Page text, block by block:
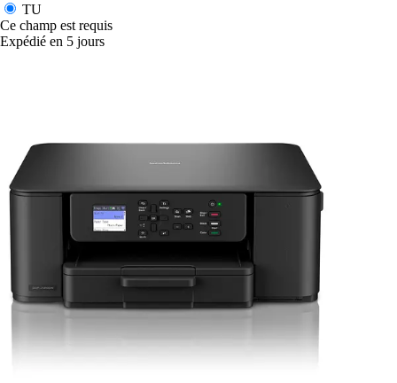
TU
Ce champ est requis
Expédié en 5 jours